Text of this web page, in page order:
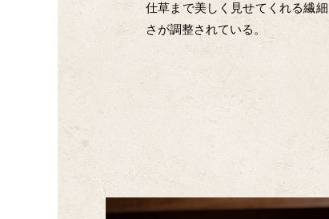
仕草まで美しく見せてくれる繊
さが調整されている。